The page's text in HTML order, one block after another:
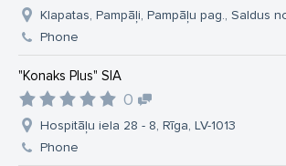
Klapatas, Pampāļi, Pampāļu pag., Saldus
Phone
"Konaks Plus" SIA
0
Hospitāļu iela 28 - 8, Rīga, LV-1013
Phone